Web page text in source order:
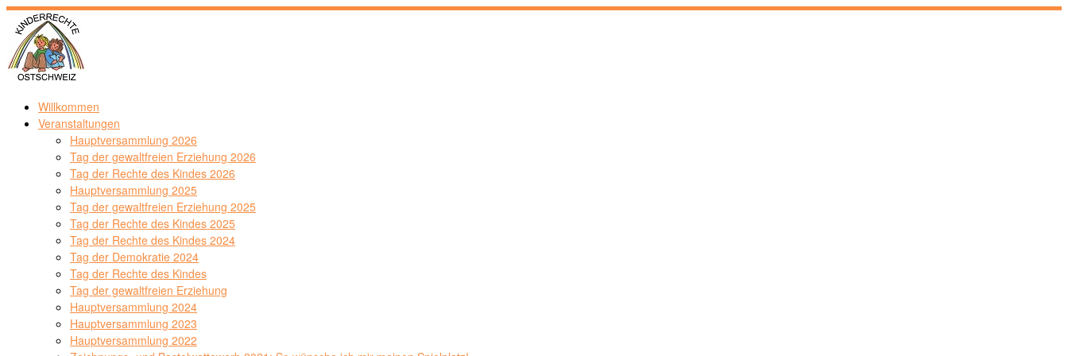
Zum
Inhalt
springen
Willkommen
Veranstaltungen
Hauptversammlung 2026
Tag der gewaltfreien Erziehung 2026
Tag der Rechte des Kindes 2026
Hauptversammlung 2025
Tag der gewaltfreien Erziehung 2025
Tag der Rechte des Kindes 2025
Tag der Rechte des Kindes 2024
Tag der Demokratie 2024
Tag der Rechte des Kindes
Tag der gewaltfreien Erziehung
Hauptversammlung 2024
Hauptversammlung 2023
Hauptversammlung 2022